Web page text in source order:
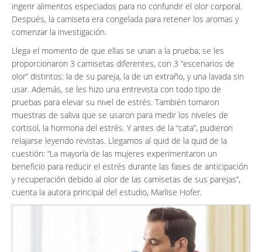
ingerir alimentos especiados para no confundir el olor corporal.
Después, la camiseta era congelada para retener los aromas y
comenzar la investigación.
Llega el momento de que ellas se unan a la prueba; se les
proporcionaron 3 camisetas diferentes, con 3 “escenarios de
olor” distintos: la de su pareja, la de un extraño, y una lavada sin
usar. Además, se les hizo una entrevista con todo tipo de
pruebas para elevar su nivel de estrés. También tomaron
muestras de saliva que se usaron para medir los niveles de
cortisol, la hormona del estrés. Y antes de la “cata”, pudieron
relajarse leyendo revistas. Llegamos al quid de la quid de la
cuestión: “La mayoría de las mujeres experimentaron un
beneficio para reducir el estrés durante las fases de anticipación
y recuperación debido al olor de las camisetas de sus parejas”,
cuenta la autora principal del estudio, Marlise Hofer.